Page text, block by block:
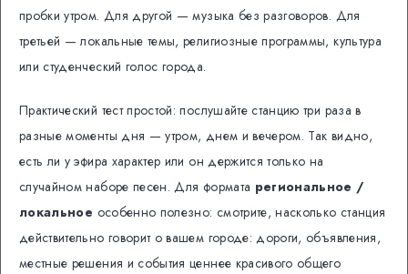
пробки утром. Для другой — музыка без разговоров. Для
третьей — локальные темы, религиозные программы, культура
или студенческий голос города.
Практический тест простой: послушайте станцию три раза в
разные моменты дня — утром, днем и вечером. Так видно,
есть ли у эфира характер или он держится только на
случайном наборе песен. Для формата региональное /
локальное особенно полезно: смотрите, насколько станция
действительно говорит о вашем городе: дороги, объявления,
местные решения и события ценнее красивого общего